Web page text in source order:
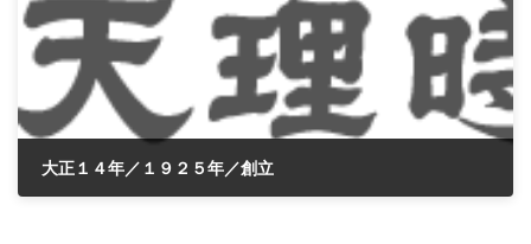
大正１４年／１９２５年／創立